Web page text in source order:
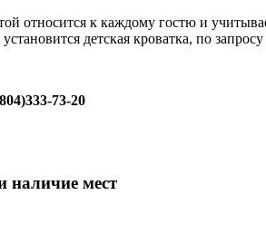
относится к каждому гостю и
детская кроватка, по
73-20
наличие мест